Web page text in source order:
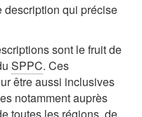
description qui précise
sont le fruit de
SPPC. Ces
être aussi inclusives
notamment auprès